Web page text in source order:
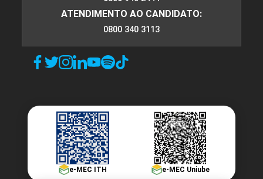
ATENDIMENTO AO CANDIDATO:
0800 340 3113
e-MEC ITH e-MEC Uniube